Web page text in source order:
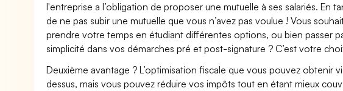
l'entreprise a l’obligation de proposer une mutuelle à ses salariés. En
de ne pas subir une mutuelle que vous n’avez pas voulue ! Vous
prendre votre temps en étudiant différentes options, ou bien passer
simplicité dans vos démarches pré et post-signature ? C’est votre
Deuxième avantage ? L’optimisation fiscale que vous pouvez obtenir
dessus, mais vous pouvez réduire vos impôts tout en étant mieux